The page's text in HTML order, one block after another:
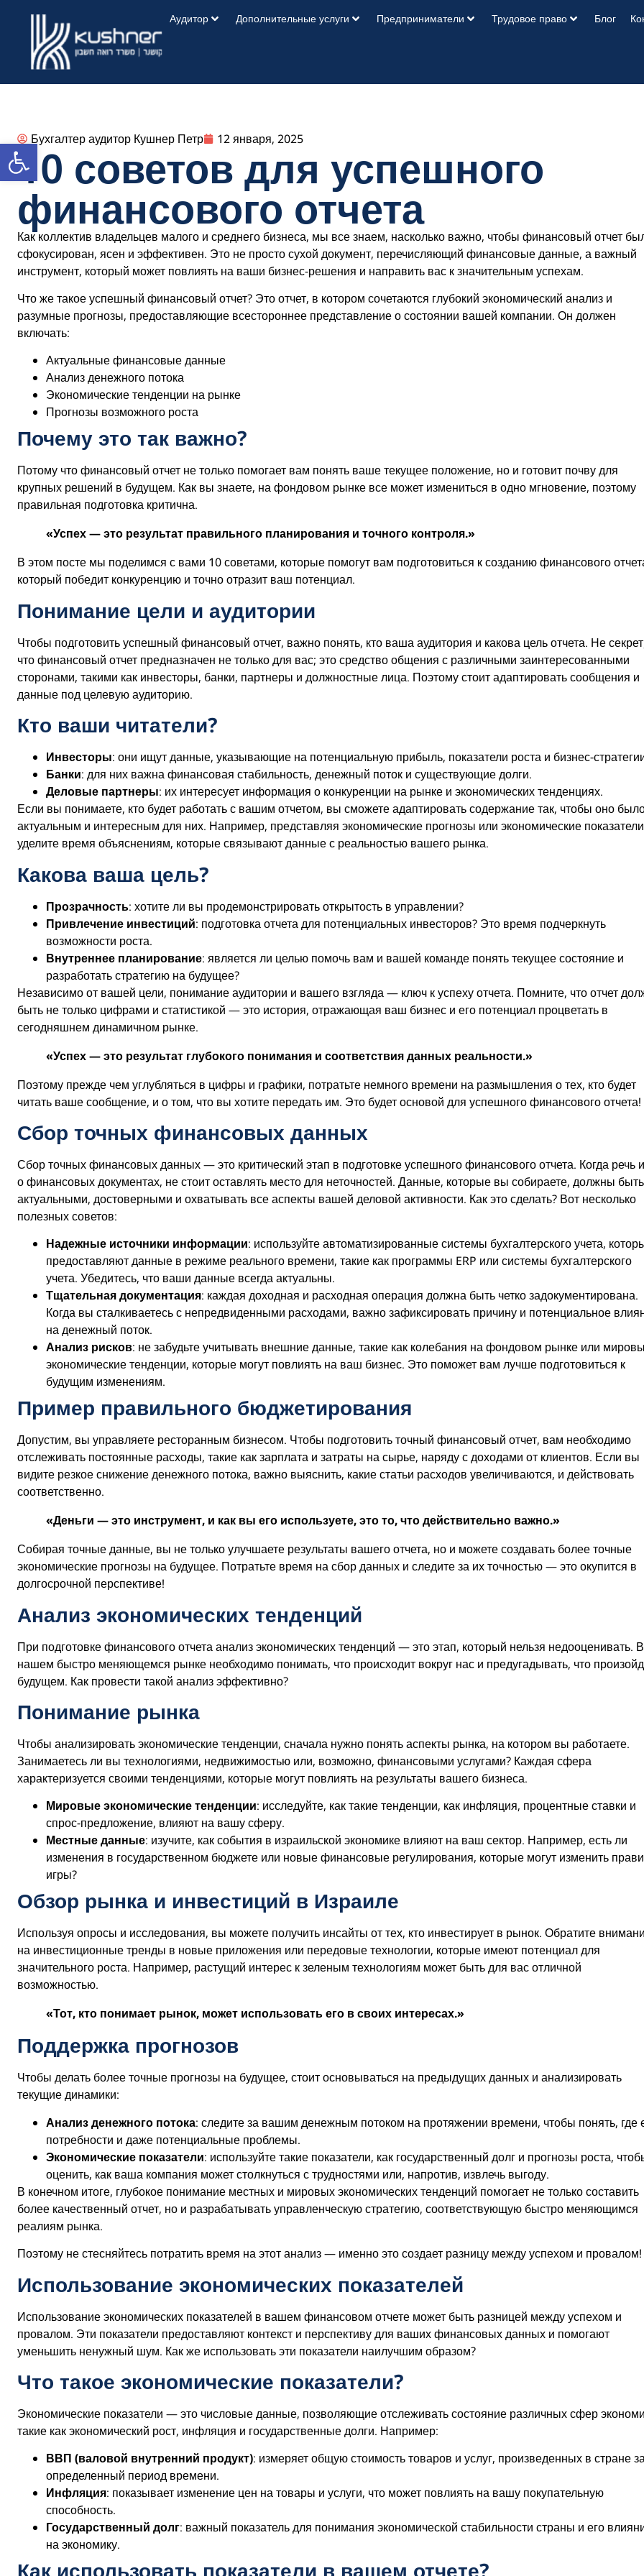
Аудитор Дополнительные услуги Предприниматели Трудовое право Блог
Бухгалтер аудитор Кушнер Петр 12 января, 2025
10 советов для успешного
финансового отчета
Как коллектив владельцев малого и среднего бизнеса, мы все знаем, насколько важно, чтобы финансовый отчет
сфокусирован, ясен и эффективен. Это не просто сухой документ, перечисляющий финансовые данные, а важный
инструмент, который может повлиять на ваши бизнес-решения и направить вас к значительным успехам.
Что же такое успешный финансовый отчет? Это отчет, в котором сочетаются глубокий экономический анализ и
разумные прогнозы, предоставляющие всестороннее представление о состоянии вашей компании. Он должен
включать:
Актуальные финансовые данные
Анализ денежного потока
Экономические тенденции на рынке
Прогнозы возможного роста
Почему это так важно?
Потому что финансовый отчет не только помогает вам понять ваше текущее положение, но и готовит почву для
крупных решений в будущем. Как вы знаете, на фондовом рынке все может измениться в одно мгновение, поэтому
правильная подготовка критична.
«Успех — это результат правильного планирования и точного контроля.»
В этом посте мы поделимся с вами 10 советами, которые помогут вам подготовиться к созданию финансового
который победит конкуренцию и точно отразит ваш потенциал.
Понимание цели и аудитории
Чтобы подготовить успешный финансовый отчет, важно понять, кто ваша аудитория и какова цель отчета. Не
что финансовый отчет предназначен не только для вас; это средство общения с различными заинтересованными
сторонами, такими как инвесторы, банки, партнеры и должностные лица. Поэтому стоит адаптировать сообщения и
данные под целевую аудиторию.
Кто ваши читатели?
Инвесторы: они ищут данные, указывающие на потенциальную прибыль, показатели роста и бизнес-
Банки: для них важна финансовая стабильность, денежный поток и существующие долги.
Деловые партнеры: их интересует информация о конкуренции на рынке и экономических тенденциях.
Если вы понимаете, кто будет работать с вашим отчетом, вы сможете адаптировать содержание так, чтобы оно
актуальным и интересным для них. Например, представляя экономические прогнозы или экономические
уделите время объяснениям, которые связывают данные с реальностью вашего рынка.
Какова ваша цель?
Прозрачность: хотите ли вы продемонстрировать открытость в управлении?
Привлечение инвестиций: подготовка отчета для потенциальных инвесторов? Это время подчеркнуть
возможности роста.
Внутреннее планирование: является ли целью помочь вам и вашей команде понять текущее состояние и
разработать стратегию на будущее?
Независимо от вашей цели, понимание аудитории и вашего взгляда — ключ к успеху отчета. Помните, что отчет
быть не только цифрами и статистикой — это история, отражающая ваш бизнес и его потенциал процветать в
сегодняшнем динамичном рынке.
«Успех — это результат глубокого понимания и соответствия данных реальности.»
Поэтому прежде чем углубляться в цифры и графики, потратьте немного времени на размышления о тех, кто будет
читать ваше сообщение, и о том, что вы хотите передать им. Это будет основой для успешного финансового отчета!
Сбор точных финансовых данных
Сбор точных финансовых данных — это критический этап в подготовке успешного финансового отчета. Когда речь
о финансовых документах, не стоит оставлять место для неточностей. Данные, которые вы собираете, должны быть
актуальными, достоверными и охватывать все аспекты вашей деловой активности. Как это сделать? Вот несколько
полезных советов:
Надежные источники информации: используйте автоматизированные системы бухгалтерского учета,
предоставляют данные в режиме реального времени, такие как программы ERP или системы бухгалтерского
учета. Убедитесь, что ваши данные всегда актуальны.
Тщательная документация: каждая доходная и расходная операция должна быть четко задокументирована.
Когда вы сталкиваетесь с непредвиденными расходами, важно зафиксировать причину и потенциальное
на денежный поток.
Анализ рисков: не забудьте учитывать внешние данные, такие как колебания на фондовом рынке или
экономические тенденции, которые могут повлиять на ваш бизнес. Это поможет вам лучше подготовиться к
будущим изменениям.
Пример правильного бюджетирования
Допустим, вы управляете ресторанным бизнесом. Чтобы подготовить точный финансовый отчет, вам необходимо
отслеживать постоянные расходы, такие как зарплата и затраты на сырье, наряду с доходами от клиентов. Если вы
видите резкое снижение денежного потока, важно выяснить, какие статьи расходов увеличиваются, и действовать
соответственно.
«Деньги — это инструмент, и как вы его используете, это то, что действительно важно.»
Собирая точные данные, вы не только улучшаете результаты вашего отчета, но и можете создавать более точные
экономические прогнозы на будущее. Потратьте время на сбор данных и следите за их точностью — это окупится в
долгосрочной перспективе!
Анализ экономических тенденций
При подготовке финансового отчета анализ экономических тенденций — это этап, который нельзя недооценивать. В
нашем быстро меняющемся рынке необходимо понимать, что происходит вокруг нас и предугадывать, что
будущем. Как провести такой анализ эффективно?
Понимание рынка
Чтобы анализировать экономические тенденции, сначала нужно понять аспекты рынка, на котором вы работаете.
Занимаетесь ли вы технологиями, недвижимостью или, возможно, финансовыми услугами? Каждая сфера
характеризуется своими тенденциями, которые могут повлиять на результаты вашего бизнеса.
Мировые экономические тенденции: исследуйте, как такие тенденции, как инфляция, процентные ставки и
спрос-предложение, влияют на вашу сферу.
Местные данные: изучите, как события в израильской экономике влияют на ваш сектор. Например, есть ли
изменения в​ государственном бюджете или новые финансовые регулирования, которые могут изменить
игры?
Обзор рынка и инвестиций в Израиле
Используя опросы и исследования, вы можете получить инсайты от тех, кто инвестирует в рынок. Обратите
на инвестиционные тренды в новые приложения или передовые технологии, которые имеют потенциал для
значительного роста. Например, растущий интерес к зеленым технологиям может быть для вас отличной
возможностью.
«Тот, кто понимает рынок, может использовать его в своих интересах.»
Поддержка прогнозов
Чтобы делать более точные прогнозы на будущее, стоит основываться на предыдущих данных и анализировать
текущие динамики:
Анализ денежного потока: следите за вашим денежным потоком на протяжении времени, чтобы понять, где
потребности и даже потенциальные проблемы.
Экономические показатели: используйте такие показатели, как государственный долг и прогнозы роста,
оценить, как ваша компания может столкнуться с трудностями или, напротив, извлечь выгоду.
В конечном итоге, глубокое понимание местных и мировых экономических тенденций помогает не только составить
более качественный отчет, но и разрабатывать управленческую стратегию, соответствующую быстро меняющимся
реалиям рынка.
Поэтому не стесняйтесь потратить время на этот анализ — именно это создает разницу между успехом и провалом!
Использование экономических показателей
Использование экономических показателей в вашем финансовом отчете может быть разницей между успехом и
провалом. Эти показатели предоставляют контекст и перспективу для ваших финансовых данных и помогают
уменьшить ненужный шум. Как же использовать эти показатели наилучшим образом?
Что такое экономические показатели?
Экономические показатели — это числовые данные, позволяющие отслеживать состояние различных сфер
такие как экономический рост, инфляция и государственные долги. Например:
ВВП (валовой внутренний продукт): измеряет общую стоимость товаров и услуг, произведенных в стране
определенный период времени.
Инфляция: показывает изменение цен на товары и услуги, что может повлиять на вашу покупательную
способность.
Государственный долг: важный показатель для понимания экономической стабильности страны и его
на экономику.
Открыть панель инструментов